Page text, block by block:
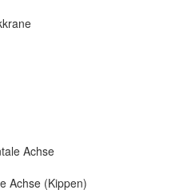
Achse
Achse (Kippen)